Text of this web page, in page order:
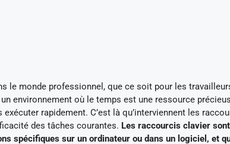
le monde professionnel, que ce soit pour les
environnement où le temps est une ressource
rapidement. C’est là qu’interviennent les
des tâches courantes. Les raccourcis clavier
spécifiques sur un ordinateur ou dans un logiciel, et